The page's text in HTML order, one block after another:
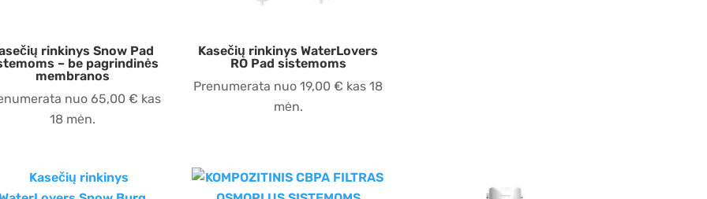
rinkinys Snow Pad
– be pagrindinės
membranos
nuo 65,00 € kas
18 mėn.
Kasečių rinkinys WaterLovers
RO Pad sistemoms
Prenumerata nuo19,00€ kas 18
mėn.